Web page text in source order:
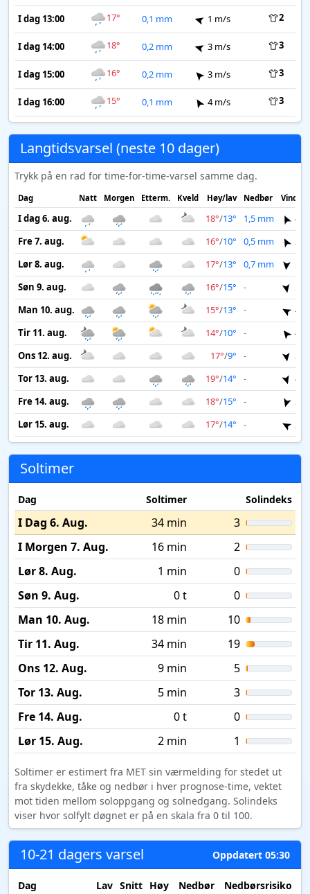
I dag 13:00 17° 0,1 mm 1 m/s 2
I dag 14:00 18° 0,2 mm 3 m/s 3
I dag 15:00 16° 0,2 mm 3 m/s 3
I dag 16:00 15° 0,1 mm 4 m/s 3
Langtidsvarsel (neste 10 dager)
Trykk på en rad for time-for-time-varsel samme dag.
Dag Natt Morgen Etterm. Kveld Høy/lav Nedbør Vind
I dag 6. aug. 18°/13° 1,5 mm
4
Fre 7. aug.
16°/10° 0,5 mm
3
Lør 8. aug.
17°/13° 0,7 mm
5
Søn 9. aug.
16°/15° -
5
Man 10. aug.
15°/13° -
4
Tir 11. aug.
14°/10° -
4
Ons 12. aug.
17°/9° -
2
Tor 13. aug.
19°/14° -
4
Fre 14. aug.
18°/15° -
3
Lør 15. aug.
17°/14° - 2
Soltimer
Dag Soltimer Solindeks
I Dag 6. Aug. 34 min
3
I Morgen 7. Aug.
16 min
2
Lør 8. Aug.
1 min
0
Søn 9. Aug.
0 t
0
Man 10. Aug.
18 min
10
Tir 11. Aug.
34 min
19
Ons 12. Aug.
9 min
5
Tor 13. Aug.
5 min
3
Fre 14. Aug.
0 t
0
Lør 15. Aug.
2 min 1
Soltimer er estimert fra MET sin værmelding for stedet ut
fra skydekke, tåke og nedbør i hver prognose-time, vektet
mot tiden mellom soloppgang og solnedgang. Solindeks
viser hvor solfylt døgnet er på en skala fra 0 til 100.
10-21 dagers varsel Oppdatert 05:30
Dag Lav Snitt Høy Nedbør Nedbørsrisiko